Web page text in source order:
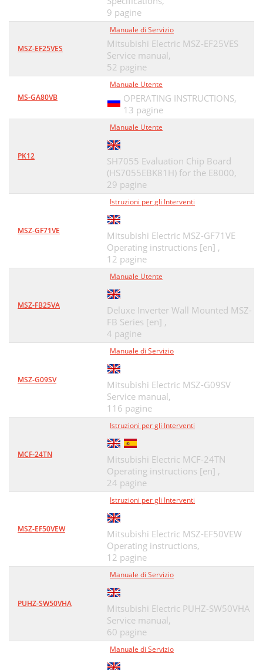
9 pagine
MSZ-EF25VES
Manuale di Servizio
Mitsubishi Electric MSZ-EF25VES
Service manual,
52 pagine
MS-GA80VB
Manuale Utente
OPERATING INSTRUCTIONS,
13 pagine
PK12
Manuale Utente
SH7055 Evaluation Chip Board
(HS7055EBK81H) for the E8000,
29 pagine
MSZ-GF71VE
Istruzioni per gli Interventi
Mitsubishi Electric MSZ-GF71VE
Operating instructions [en] ,
12 pagine
MSZ-FB25VA
Manuale Utente
Deluxe Inverter Wall Mounted MSZ-
FB Series [en] ,
4 pagine
MSZ-G09SV
Manuale di Servizio
Mitsubishi Electric MSZ-G09SV
Service manual,
116 pagine
MCF-24TN
Istruzioni per gli Interventi
Mitsubishi Electric MCF-24TN
Operating instructions [en] ,
24 pagine
MSZ-EF50VEW
Istruzioni per gli Interventi
Mitsubishi Electric MSZ-EF50VEW
Operating instructions,
12 pagine
PUHZ-SW50VHA
Manuale di Servizio
Mitsubishi Electric PUHZ-SW50VHA
Service manual,
60 pagine
Manuale di Servizio